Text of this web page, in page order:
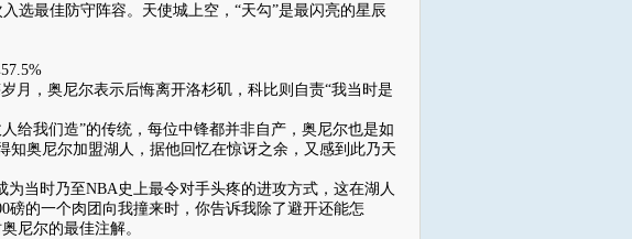
最佳防守阵容。天使城上空，“天勾”是最闪亮的星辰
，奥尼尔表示后悔离开洛杉矶，科比则自责“我当时是
我们造”的传统，每位中锋都并非自产，奥尼尔也是如
知奥尼尔加盟湖人，据他回忆在惊讶之余，又感到此乃天
当时乃至NBA史上最令对手头疼的进攻方式，这在湖人
磅的一个肉团向我撞来时，你告诉我除了避开还能怎
尼尔的最佳注解。